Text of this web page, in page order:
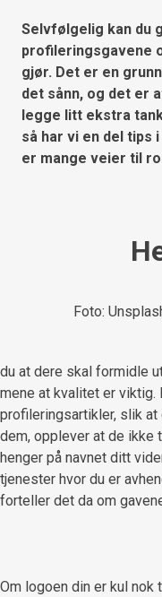
Selvfølgelig kan du
profileringsgavene
gjør. Det er en
det sånn, og det er
legge litt ekstra
så har vi en del tips
er mange veier til
Foto:
du at dere skal formidle
mene at kvalitet er
profileringsartikler, slik
dem, opplever at de ikke
henger på navnet ditt
tjenester hvor du er
forteller det da om
Om logoen din er kul